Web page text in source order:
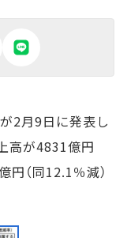
2月9日に発表し
高が4831億円
円（同12.1％減）